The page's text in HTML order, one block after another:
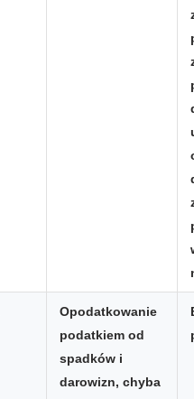
Opodatkowanie
podatkiem od
spadków i
darowizn, chyba